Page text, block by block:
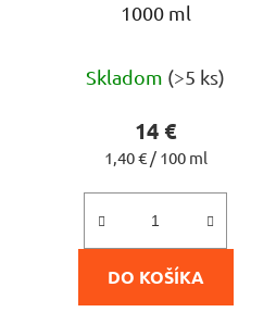
1000 ml
hodnotenie
produktu
je
4,7
z
5
hviezdičiek.
Skladom (>5 ks)
14 €
Jednotková
1,40 € / 100 ml
DO KOŠÍKA